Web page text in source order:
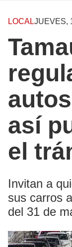
LOCALJUEVES,
así
el
Invitan a
sus carros
del 31 de